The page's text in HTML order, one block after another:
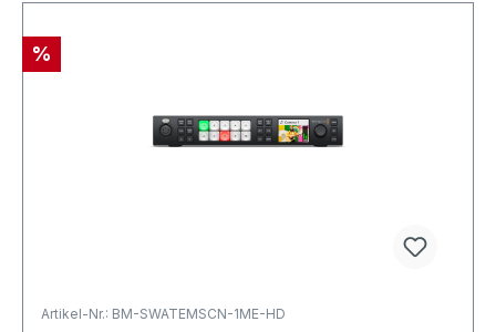
%
Artikel-Nr.: BM-SWATEMSCN-1ME-HD